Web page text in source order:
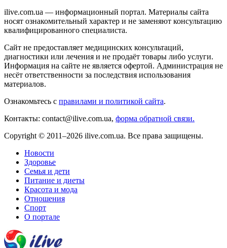
ilive.com.ua — информационный портал. Материалы сайта
носят ознакомительный характер и не заменяют консультацию
квалифицированного специалиста.
Сайт не предоставляет медицинских консультаций,
диагностики или лечения и не продаёт товары либо услуги.
Информация на сайте не является офертой. Администрация не
несёт ответственности за последствия использования
материалов.
Ознакомьтесь с правилами и политикой сайта.
Контакты: contact@ilive.com.ua, форма обратной связи.
Copyright © 2011–2026 ilive.com.ua. Все права защищены.
Новости
Здоровье
Семья и дети
Питание и диеты
Красота и мода
Отношения
Спорт
О портале